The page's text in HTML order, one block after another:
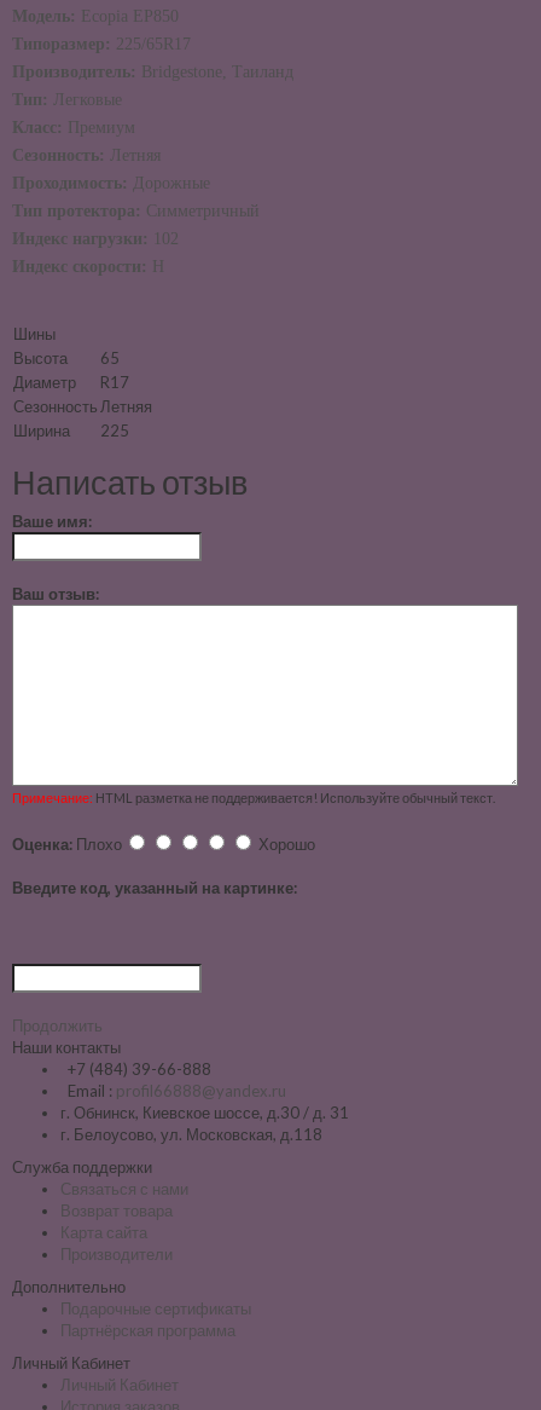
Модель:
Ecopia EP850
Типоразмер: 225/65R17
Производитель:
Bridgestone, Таиланд
Тип: Легковые
Класс:
Премиум
Сезонность: Летняя
Проходимость: Дорожные
Тип протектора: Симметричный
Индекс нагрузки:
102
Индекс скорости:
Шины
Высота
65
Диаметр
R17
Сезонность Летняя
Ширина
225
Написать отзыв
Ваше имя:
Ваш отзыв:
Примечание: HTML разметка не поддерживается! Используйте обычный текст.
Оценка: Плохо Хорошо
Введите код, указанный на картинке:
Продолжить
Наши контакты
+7 (484) 39-66-888
Email : profil66888@yandex.ru
г. Обнинск, Киевское шоссе, д.30 / д. 31
г. Белоусово, ул. Московская, д.118
Служба поддержки
Связаться с нами
Возврат товара
Карта сайта
Производители
Дополнительно
Подарочные сертификаты
Партнёрская программа
Личный Кабинет
Личный Кабинет